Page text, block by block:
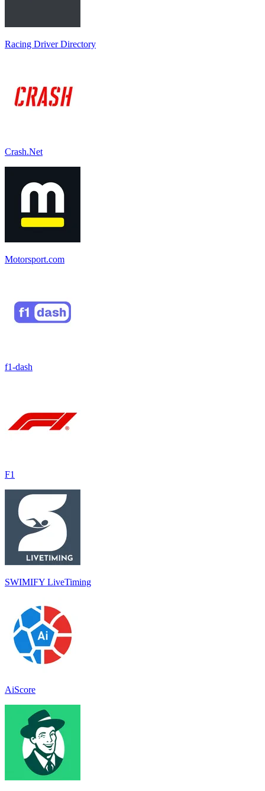
Racing Driver Directory
Crash.Net
Motorsport.com
f1-dash
F1
SWIMIFY LiveTiming
AiScore